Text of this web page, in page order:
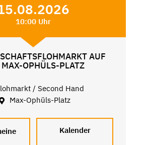
10:00 Uhr
AUF
MAX-OPHÜLS-PLATZ
/ Second Hand
Max-Ophüls-Platz
Kalender